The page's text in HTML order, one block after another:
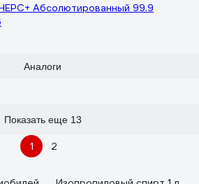
Абсолютированный 99.9
Аналоги
Показать еще 13
1 2